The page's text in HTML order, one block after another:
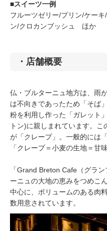
■スイーツ一例
フルーツゼリー/プリン/ケー
ン/クロカンブッシュ ほか
・店舗概要
仏・ブルターニュ地方は、雨
は不向きであったため「そば
粉を利用し作った「ガレット
トン)に親しまれています。
が「クレープ」。一般的には
「クレープ＝小麦の生地＝甘
「Grand Breton Cafe（グラ
ーニュの大地の恵みをつめこ
中心に、ボリュームのある肉
数用意されています。